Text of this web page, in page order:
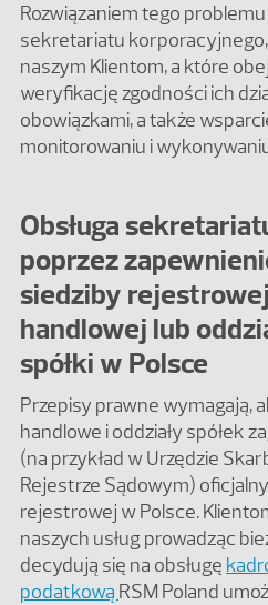
Rozwiązaniem tego
sekretariatu
naszym Klientom, a które
weryfikację zgodności ich
obowiązkami, a także
monitorowaniu i
Obsługa
poprzez
siedziby
handlowej lub
spółki w Polsce
Przepisy prawne wymagają,
handlowe i oddziały spółek
(na przykład w Urzędzie
Rejestrze Sądowym)
rejestrowej w Polsce.
naszych usług prowadząc
decydują się na obsługę
podatkową RSM Poland